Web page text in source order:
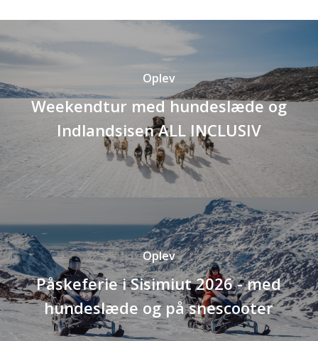
Oplev
Weekendtur med hundeslæde og
Indlandsisen ALL INCLUSIV
Oplev
Påskeferie i Sisimiut 2026 - med
hundeslæde og på snescooter